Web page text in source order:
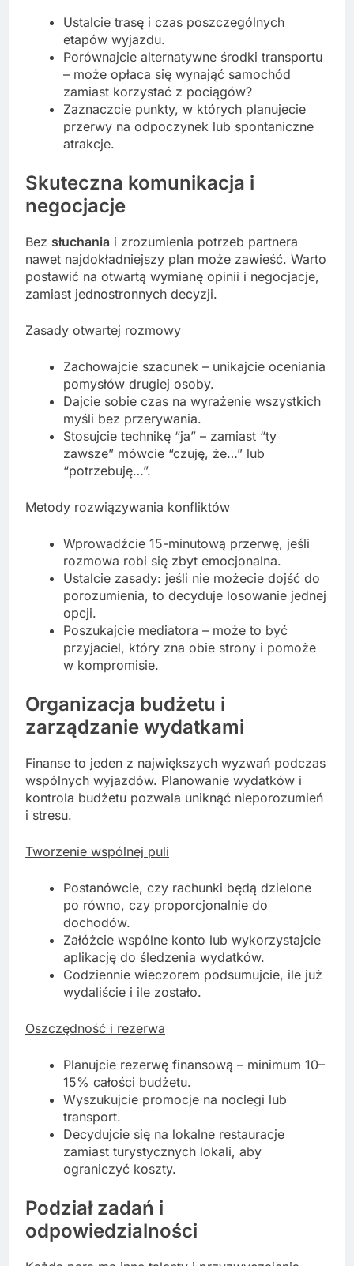
Ustalcie trasę i czas poszczególnych
etapów wyjazdu.
Porównajcie alternatywne środki transportu
– może opłaca się wynająć samochód
zamiast korzystać z pociągów?
Zaznaczcie punkty, w których planujecie
przerwy na odpoczynek lub spontaniczne
atrakcje.
Skuteczna komunikacja i
negocjacje
Bez słuchania i zrozumienia potrzeb partnera
nawet najdokładniejszy plan może zawieść. Warto
postawić na otwartą wymianę opinii i negocjacje,
zamiast jednostronnych decyzji.
Zasady otwartej rozmowy
Zachowajcie szacunek – unikajcie oceniania
pomysłów drugiej osoby.
Dajcie sobie czas na wyrażenie wszystkich
myśli bez przerywania.
Stosujcie technikę “ja” – zamiast “ty
zawsze” mówcie “czuję, że…” lub
“potrzebuję…”.
Metody rozwiązywania konfliktów
Wprowadźcie 15-minutową przerwę, jeśli
rozmowa robi się zbyt emocjonalna.
Ustalcie zasady: jeśli nie możecie dojść do
porozumienia, to decyduje losowanie jednej
opcji.
Poszukajcie mediatora – może to być
przyjaciel, który zna obie strony i pomoże
w kompromisie.
Organizacja budżetu i
zarządzanie wydatkami
Finanse to jeden z największych wyzwań podczas
wspólnych wyjazdów. Planowanie wydatków i
kontrola budżetu pozwala uniknąć nieporozumień
i stresu.
Tworzenie wspólnej puli
Postanówcie, czy rachunki będą dzielone
po równo, czy proporcjonalnie do
dochodów.
Załóżcie wspólne konto lub wykorzystajcie
aplikację do śledzenia wydatków.
Codziennie wieczorem podsumujcie, ile już
wydaliście i ile zostało.
Oszczędność i rezerwa
Planujcie rezerwę finansową – minimum 10–
15% całości budżetu.
Wyszukujcie promocje na noclegi lub
transport.
Decydujcie się na lokalne restauracje
zamiast turystycznych lokali, aby
ograniczyć koszty.
Podział zadań i
odpowiedzialności